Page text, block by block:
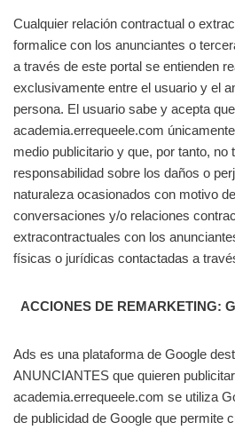
Cualquier relación contractual o
formalice con los anunciantes o
a través de este portal se entienden
exclusivamente entre el usuario y el
persona. El usuario sabe y acepta que
academia.errequeele.com
medio publicitario y que, por tanto, no
responsabilidad sobre los daños o
naturaleza ocasionados con motivo
conversaciones y/o relaciones
extracontractuales con los
físicas o jurídicas contactadas a
ACCIONES DE REMARKETING:
Ads es una plataforma de Google
ANUNCIANTES que quieren
academia.errequeele.com se utiliza
de publicidad de Google que permite